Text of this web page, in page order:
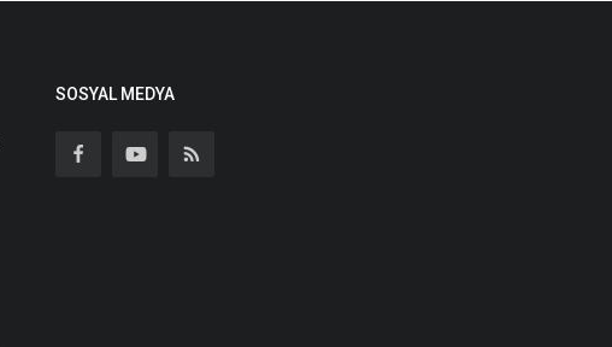
SOSYAL MEDYA